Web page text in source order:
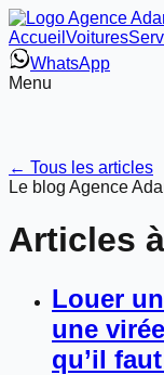
Accueil Voitures
WhatsApp
Menu
← Tous les articles
Le blog Agence
Articles à
Louer
une
qu’il